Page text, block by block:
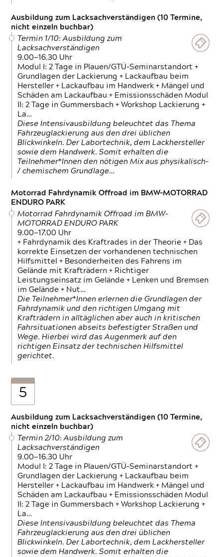
Ausbildung zum Lacksachverständigen (10 Termine,
nicht einzeln buchbar)
Termin 1/10: Ausbildung zum
Lacksachverständigen
9.00—16.30 Uhr
Modul I: 2 Tage in Plauen/GTÜ-Seminarstandort +
Grundlagen der Lackierung + Lackaufbau beim
Hersteller + Lackaufbau im Handwerk + Mängel und
Schäden am Lackaufbau + Emissionsschäden Modul
II: 2 Tage in Gummersbach + Workshop Lackierung +
La…
Diese Intensivausbildung beleuchtet das Thema
Fahrzeuglackierung aus den drei üblichen
Blickwinkeln. Der Labortechnik, dem Lackhersteller
sowie dem Handwerk. Somit erhalten die
Teilnehmer*Innen den nötigen Mix aus physikalisch-
/ chemischem Grundlage…
Motorrad Fahrdynamik Offroad im BMW-MOTORRAD
ENDURO PARK
Motorrad Fahrdynamik Offroad im BMW-
MOTORRAD ENDURO PARK
9.00—17.00 Uhr
+ Fahrdynamik des Kraftrades in der Theorie + Das
korrekte Einsetzen der vorhandenen technischen
Hilfsmittel + Besonderheiten des Fahrens im
Gelände mit Krafträdern + Richtiger
Leistungseinsatz im Gelände + Lenken und Bremsen
im Gelände + Nut…
Die Teilnehmer*Innen erlernen die Grundlagen der
Fahrdynamik und den richtigen Umgang mit
Krafträdern in alltäglichen aber auch in kritischen
Fahrsituationen abseits befestigter Straßen und
Wege. Hierbei wird das Augenmerk auf den
richtigen Einsatz der technischen Hilfsmittel
gerichtet.
5
Ausbildung zum Lacksachverständigen (10 Termine,
nicht einzeln buchbar)
Termin 2/10: Ausbildung zum
Lacksachverständigen
9.00—16.30 Uhr
Modul I: 2 Tage in Plauen/GTÜ-Seminarstandort +
Grundlagen der Lackierung + Lackaufbau beim
Hersteller + Lackaufbau im Handwerk + Mängel und
Schäden am Lackaufbau + Emissionsschäden Modul
II: 2 Tage in Gummersbach + Workshop Lackierung +
La…
Diese Intensivausbildung beleuchtet das Thema
Fahrzeuglackierung aus den drei üblichen
Blickwinkeln. Der Labortechnik, dem Lackhersteller
sowie dem Handwerk. Somit erhalten die